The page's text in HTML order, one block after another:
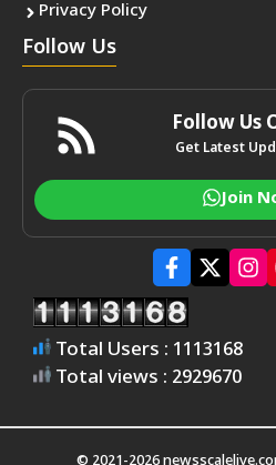
Privacy Policy
Follow Us
Follow Us
Get Latest
Join
Total Users : 1113168
Total views : 2929670
© 2021-2026